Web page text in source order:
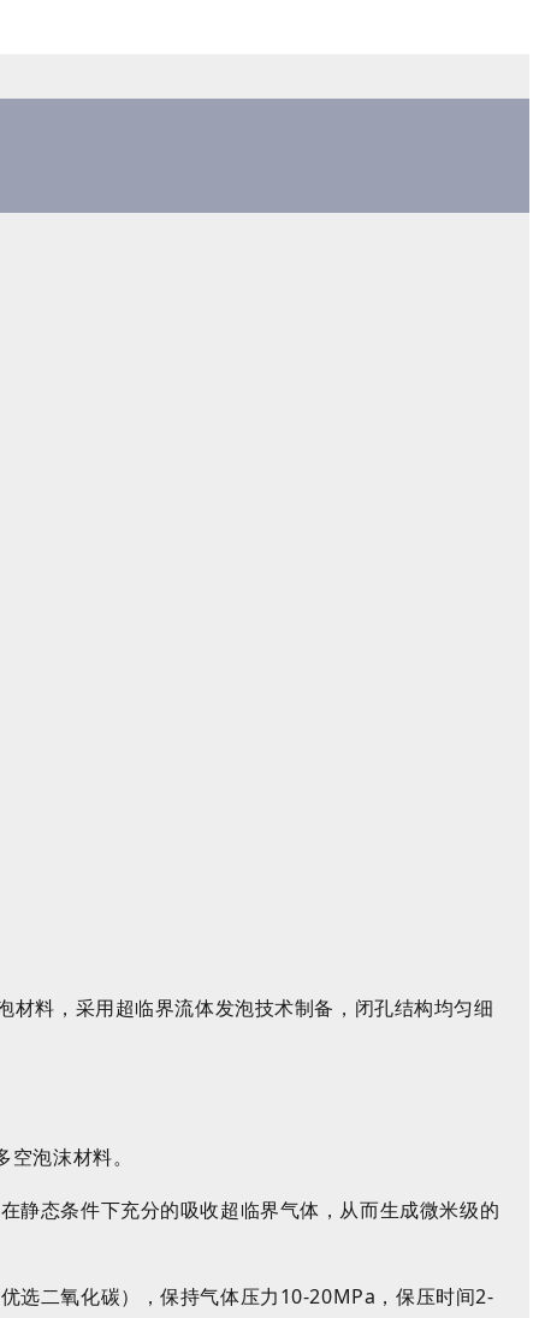
材料 ，采用超临界流体发泡技术制备，闭孔结构均匀细
泡沫材料。
静态条件下充分的吸收超临界气体，从而生成微米级的
选二氧化碳） ，保持气体压力10-20MPa ， 保压时间2-